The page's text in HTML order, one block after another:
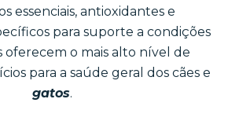
essenciais, antioxidantes e
para suporte a condições
oferecem o mais alto nível de
para a saúde geral dos cães e
gatos.